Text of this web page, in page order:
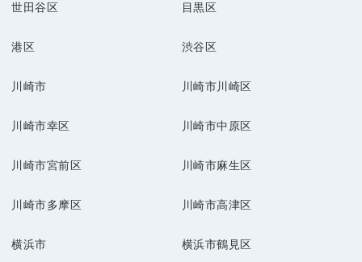
世田谷区 目黒区
港区 渋谷区
川崎市 川崎市川崎区
川崎市幸区 川崎市中原区
川崎市宮前区 川崎市麻生区
川崎市多摩区 川崎市高津区
横浜市 横浜市鶴見区